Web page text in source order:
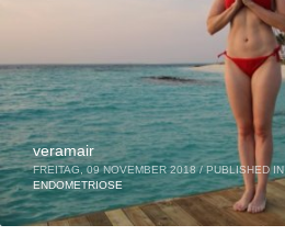
veramair
FREITAG, 09 NOVEMBER 2018 / PUBLISHED IN
ENDOMETRIOSE